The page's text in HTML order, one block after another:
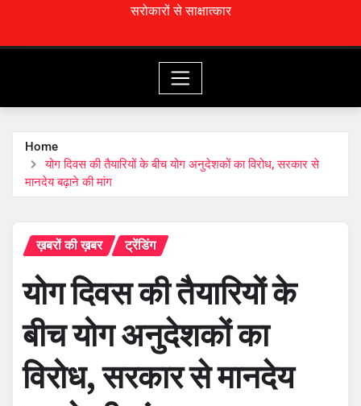
सरोकारों से साक्षात्कार
Home
योग दिवस की तैयारियों के बीच योग अनुदेशकों का विरोध, सरकार से
मानदेय बढ़ाने की मांग
ख़बरों की ख़बर ट्रेंडिंग
योग दिवस की तैयारियों के
बीच योग अनुदेशकों का
विरोध, सरकार से मानदेय